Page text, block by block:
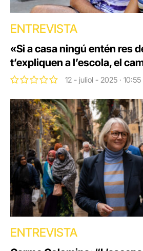
ENTREVISTA
«Si a casa ningú entén res
t’expliquen a l’escola, el
12 - juliol - 2025 · 10:55
ENTREVISTA